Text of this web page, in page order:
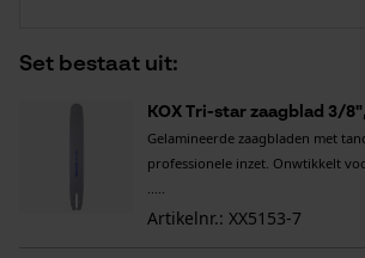
Set bestaat uit:
KOX Tri-star zaagblad 3/
Gelamineerde zaagbladen met
professionele inzet. Onwtikkelt
.....
Artikelnr.: XX5153-7